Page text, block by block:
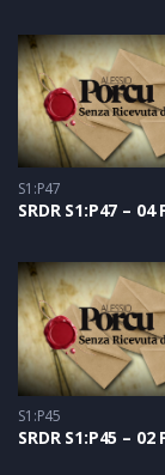
S1:P47
S1:P45